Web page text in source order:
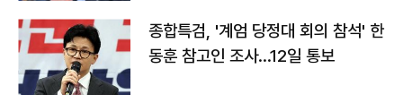
종합특검, '계엄 당정대 회의 참석' 한
동훈 참고인 조사...12일 통보